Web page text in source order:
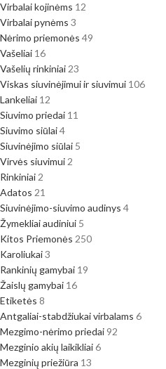
Virbalai kojinėms 12
Virbalai pynėms 3
Nėrimo priemonės 49
Vašeliai 16
Vašelių rinkiniai 23
Viskas siuvinėjimui ir siuvimui 106
Lankeliai 12
Siuvimo priedai 11
Siuvimo siūlai4
Siuvinėjimo siūlai 5
Virvės siuvimui 2
Rinkiniai 2
Adatos 21
Siuvinėjimo-siuvimo audinys 4
Žymekliai audiniui 5
Kitos Priemonės 250
Karoliukai3
Rankinių gamybai 19
Žaislų gamybai 16
Etiketės 8
Antgaliai-stabdžiukai virbalams 6
Mezgimo-nėrimo priedai 92
Mezginio akių laikikliai6
Mezginių priežiūra 13